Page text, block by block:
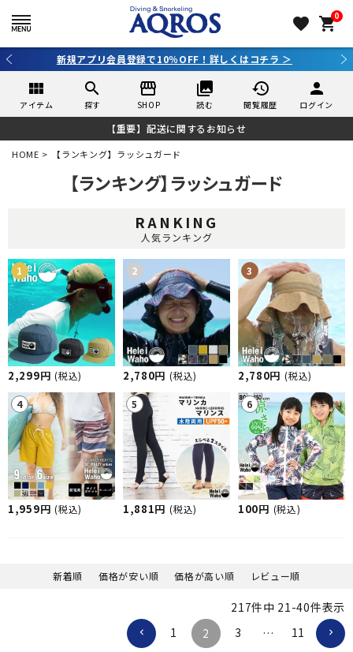
favorite 0
shopping_cart
3,980円（税込）以上のご購入で送料無料！
view_module
アイテム
search
探す
storefront
SHOP
collections
読む
history
閲覧履歴
person
ログイン
【重要】配送に関するお知らせ
HOME 【ランキング】ラッシュガード
【ランキング】ラッシュガード
RANKING
人気ランキング
2,299円 (税込) 2,780円 (税込) 2,780円 (税込)
1,959円 (税込) 1,881円 (税込) 100円 (税込)
新着順 価格が安い順 価格が高い順 レビュー順
217件中 21 -40件表示
1
2 3 … 11